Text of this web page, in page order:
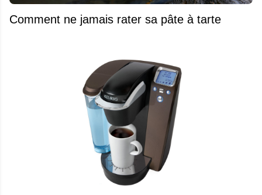
Comment ne jamais rater sa pâte à tarte